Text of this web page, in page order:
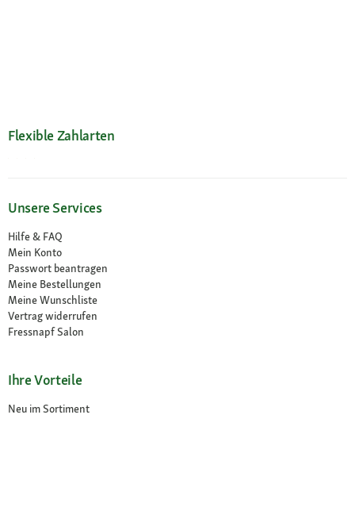
Flexible Zahlarten
Unsere Services
Hilfe & FAQ
Mein Konto
Passwort beantragen
Meine Bestellungen
Meine Wunschliste
Vertrag widerrufen
Fressnapf Salon
Ihre Vorteile
Neu im Sortiment